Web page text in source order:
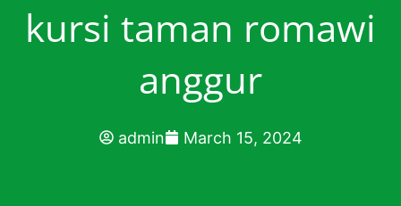
kursi taman romawi
anggur
admin March 15, 2024